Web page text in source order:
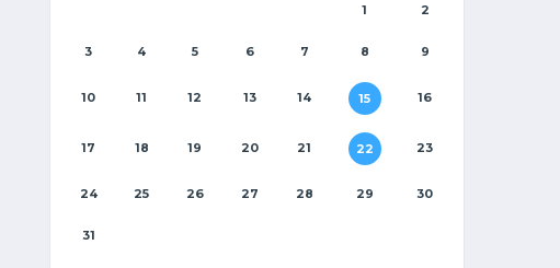
1 2
3 4 5 6 7 8 9
10 11 12 13 14 15 16
17 18 19 20 21 22 23
24 25 26 27 28 29 30
31